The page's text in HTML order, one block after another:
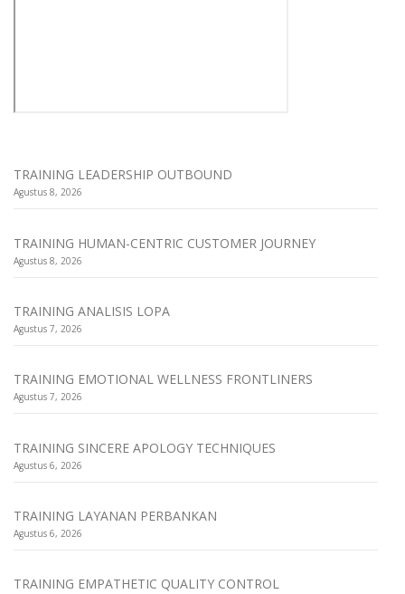
TRAINING LEADERSHIP OUTBOUND
Agustus 8, 2026
TRAINING HUMAN-CENTRIC CUSTOMER JOURNEY
Agustus 8, 2026
TRAINING ANALISIS LOPA
Agustus 7, 2026
TRAINING EMOTIONAL WELLNESS FRONTLINERS
Agustus 7, 2026
TRAINING SINCERE APOLOGY TECHNIQUES
Agustus 6, 2026
TRAINING LAYANAN PERBANKAN
Agustus 6, 2026
TRAINING EMPATHETIC QUALITY CONTROL